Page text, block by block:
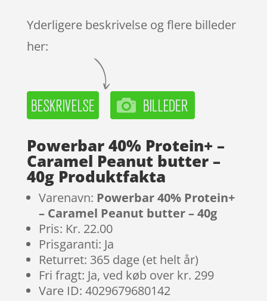
Yderligere beskrivelse og flere billeder
her:
Powerbar 40% Protein+ –
Caramel Peanut butter –
40g Produktfakta
Varenavn: Powerbar 40% Protein+
– Caramel Peanut butter – 40g
Pris: Kr. 22.00
Prisgaranti: Ja
Returret: 365 dage (et helt år)
Fri fragt: Ja, ved køb over kr. 299
Vare ID: 4029679680142